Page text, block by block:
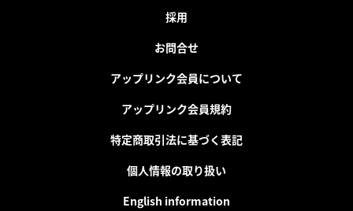
採用
お問合せ
アップリンク会員について
アップリンク会員規約
特定商取引法に基づく表記
個人情報の取り扱い
English information